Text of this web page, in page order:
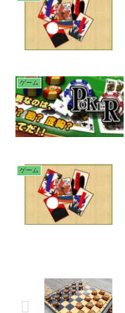
ゲーム
ゲーム